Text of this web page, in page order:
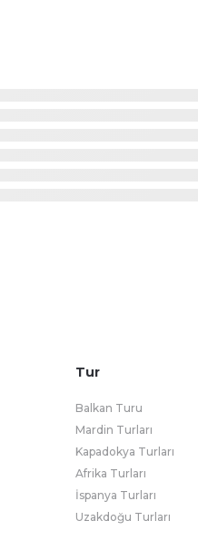
Tur
Balkan Turu
Mardin Turları
Kapadokya Turları
Afrika Turları
İspanya Turları
Uzakdoğu Turları